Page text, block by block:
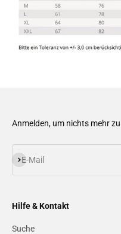
Anmelden, um nichts mehr
E-Mail
Abonnieren
Hilfe & Kontakt
Suche